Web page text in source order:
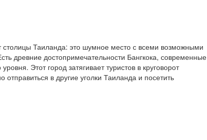
столицы Таиланда: это шумное место с всеми возможными
древние достопримечательности Бангкока, современные
Этот город затягивает туристов в круговорот
в другие уголки Таиланда и посетить